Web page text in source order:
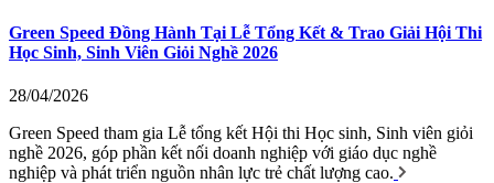
Green Speed Đồng Hành Tại Lễ Tổng Kết & Trao Giải Hội Thi
Học Sinh, Sinh Viên Giỏi Nghề 2026
28/04/2026
Green Speed tham gia Lễ tổng kết Hội thi Học sinh, Sinh viên giỏi
nghề 2026, góp phần kết nối doanh nghiệp với giáo dục nghề
nghiệp và phát triển nguồn nhân lực trẻ chất lượng cao.